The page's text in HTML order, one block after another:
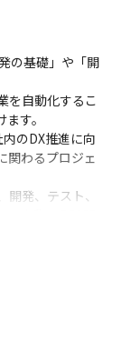
の基礎」や「開
を自動化するこ
す。
のDX推進に向
関わるプロジェ
発、テスト、
ります。
属となります
さいませ